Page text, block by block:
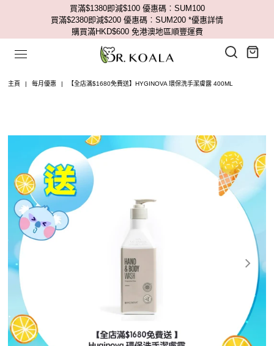
買滿$1380即減$100 優惠碼︰SUM100
買滿$2380即減$200 優惠碼︰SUM200 *優惠詳情
購買滿HKD$600 免港澳地區順豐運費
主頁 | 每月優惠 | 【全店滿$1680免費送】HYGINOVA 環保洗手潔膚露 400ML